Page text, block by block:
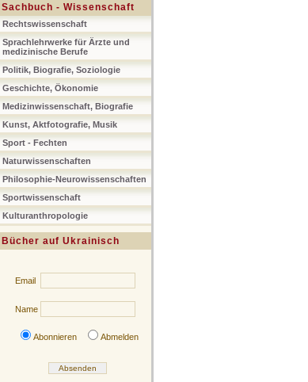
Sachbuch - Wissenschaft
Rechtswissenschaft
Sprachlehrwerke für Ärzte und
medizinische Berufe
Politik, Biografie, Soziologie
Geschichte, Ökonomie
Medizinwissenschaft, Biografie
Kunst, Aktfotografie, Musik
Sport - Fechten
Naturwissenschaften
Philosophie-Neurowissenschaften
Sportwissenschaft
Kulturanthropologie
Bücher auf Ukrainisch
Email
Name
Abonnieren Abmelden